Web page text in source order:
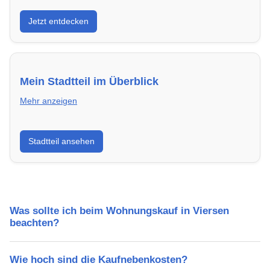
Entdecke Neubauprojekte in Viersen – modern,
energieeffizient und sofort bezugsfertig.
Jetzt entdecken
Mein Stadtteil im Überblick
Mehr anzeigen
Erfahre mehr über deinen Stadtteil in Viersen:
Lebensqualität, Verkehrsanbindung, Schulen,
Freizeitmöglichkeiten und Mietpreise.
Stadtteil ansehen
Was sollte ich beim Wohnungskauf in Viersen
beachten?
Wie hoch sind die Kaufnebenkosten?